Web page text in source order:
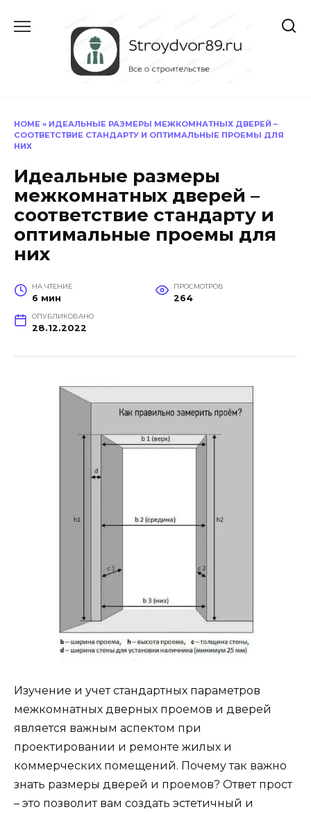
содержанию
HOME » ИДЕАЛЬНЫЕ РАЗМЕРЫ МЕЖКОМНАТНЫХ ДВЕРЕЙ –
СООТВЕТСТВИЕ СТАНДАРТУ И ОПТИМАЛЬНЫЕ ПРОЕМЫ ДЛЯ
НИХ
Идеальные размеры
межкомнатных дверей –
соответствие стандарту и
оптимальные проемы для
них
НА ЧТЕНИЕ
6 мин
ПРОСМОТРОВ
264
ОПУБЛИКОВАНО
28.12.2022
Изучение и учет стандартных параметров
межкомнатных дверных проемов и дверей
является важным аспектом при
проектировании и ремонте жилых и
коммерческих помещений. Почему так важно
знать размеры дверей и проемов? Ответ прост
– это позволит вам создать эстетичный и